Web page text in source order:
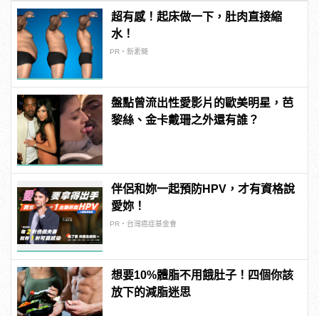
超有感！起床做一下，肚肉直接縮
水！
PR・新素簡
盤點曾流出性愛影片的歐美明星，芭
黎絲、金卡戴珊之外還有誰？
伴侶和妳一起預防HPV，才有資格說
愛妳！
PR・台灣癌症基金會
想要10%體脂不用餓肚子！四個你該
放下的減脂迷思